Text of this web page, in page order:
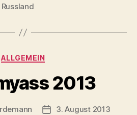
bei
Russland
Kategorien
ALLGEMEIN
2013
Beitragsdatum
3. August 2013